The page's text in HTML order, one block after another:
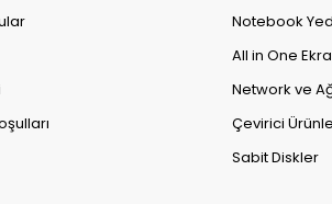
Notebook
All in One
Network ve
Çevirici
Sabit Diskler